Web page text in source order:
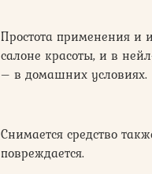
Простота применения и
салоне красоты, и в
– в домашних условиях.
Снимается средство
повреждается.